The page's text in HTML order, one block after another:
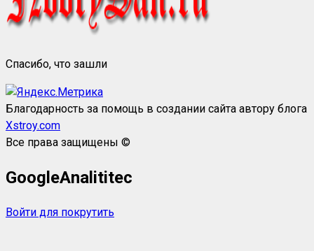
Спасибо, что зашли
Благодарность за помощь в создании сайта автору блога
Xstroy.com
Все права защищены ©
GoogleAnalititec
Войти для покрутить